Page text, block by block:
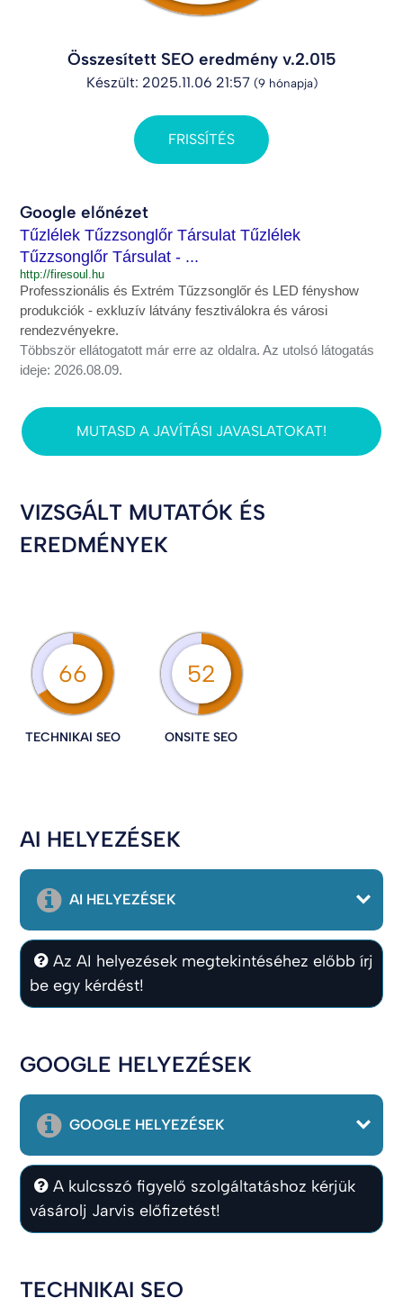
Összesített SEO eredmény v.2.015
Készült: 2025.11.06 21:57 (9 hónapja)
FRISSÍTÉS
Google előnézet
Tűzlélek Tűzzsonglőr Társulat Tűzlélek
Tűzzsonglőr Társulat - ...
http://firesoul.hu
Professzionális és Extrém Tűzzsonglőr és LED fényshow
produkciók - exkluzív látvány fesztiválokra és városi
rendezvényekre.
Többször ellátogatott már erre az oldalra. Az utolsó látogatás
ideje: 2026.08.09.
MUTASD A JAVÍTÁSI JAVASLATOKAT!
VIZSGÁLT MUTATÓK ÉS
EREDMÉNYEK
66
TECHNIKAI SEO
52
ONSITE SEO
AI HELYEZÉSEK
AI HELYEZÉSEK
Az AI helyezések megtekintéséhez előbb írj
be egy kérdést!
GOOGLE HELYEZÉSEK
GOOGLE HELYEZÉSEK
A kulcsszó figyelő szolgáltatáshoz kérjük
vásárolj Jarvis előfizetést!
TECHNIKAI SEO